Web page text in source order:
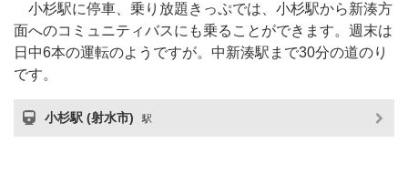
小杉駅に停車、乗り放題きっぷでは、小杉駅から新湊方
面へのコミュニティバスにも乗ることができます。週末は
日中6本の運転のようですが。中新湊駅まで30分の道のり
です。
小杉駅 (射水市) 駅